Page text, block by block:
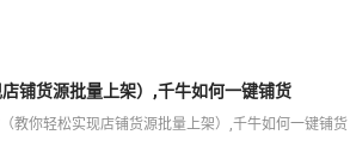
铺货源批量上架）,千牛如何一键铺货